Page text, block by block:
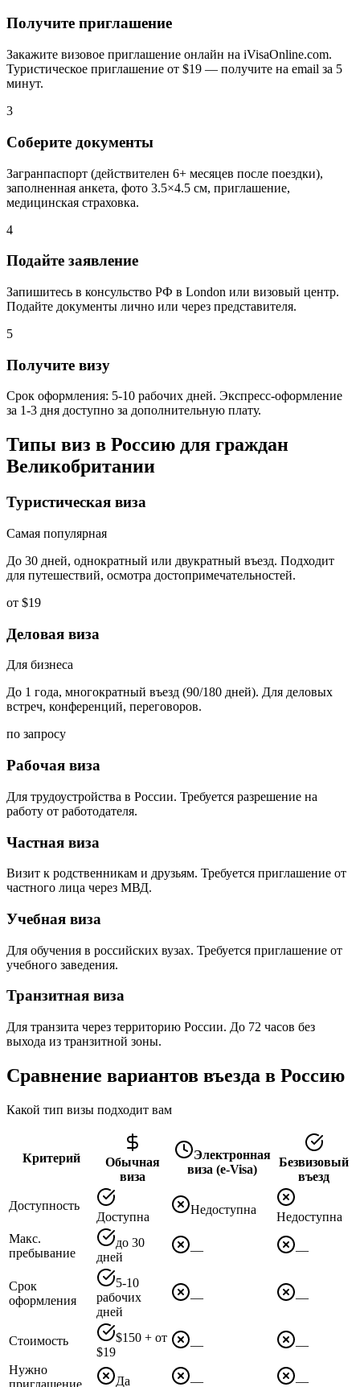
Получите приглашение
Закажите визовое приглашение онлайн на iVisaOnline.com.
Туристическое приглашение от $19 — получите на email за 5
минут.
3
Соберите документы
Загранпаспорт (действителен 6+ месяцев после поездки),
заполненная анкета, фото 3.5×4.5 см, приглашение,
медицинская страховка.
4
Подайте заявление
Запишитесь в консульство РФ в London или визовый центр.
Подайте документы лично или через представителя.
5
Получите визу
Срок оформления: 5-10 рабочих дней. Экспресс-оформление
за 1-3 дня доступно за дополнительную плату.
Типы виз в Россию для граждан
Великобритании
Туристическая виза
Самая популярная
До 30 дней, однократный или двукратный въезд. Подходит
для путешествий, осмотра достопримечательностей.
от $19
Деловая виза
Для бизнеса
До 1 года, многократный въезд (90/180 дней). Для деловых
встреч, конференций, переговоров.
по запросу
Рабочая виза
Для трудоустройства в России. Требуется разрешение на
работу от работодателя.
Частная виза
Визит к родственникам и друзьям. Требуется приглашение от
частного лица через МВД.
Учебная виза
Для обучения в российских вузах. Требуется приглашение от
учебного заведения.
Транзитная виза
Для транзита через территорию России. До 72 часов без
выхода из транзитной зоны.
Сравнение вариантов въезда в Россию
Какой тип визы подходит вам
Критерий
Обычная
виза
Электронная
виза (e-Visa)
Безвизовый
въезд
Доступность
Доступна
Недоступна
Недоступна
Макс.
пребывание
до 30
дней
— —
Срок
оформления
5-10
рабочих
дней
— —
Стоимость
$150 + от
$19
—
—
Нужно
приглашение
Да — —